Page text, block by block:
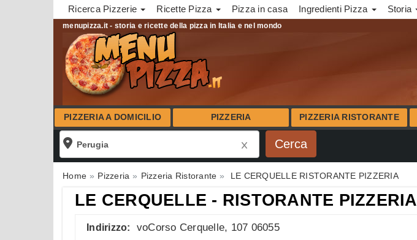
Ricerca Pizzerie Ricette Pizza Pizza in casa Ingredienti Pizza Storia
menupizza.it - storia e ricette della pizza in Italia e nel mondo
PIZZERIA A DOMICILIO PIZZERIA PIZZERIA RISTORANTE
Home Pizzeria Pizzeria Ristorante LE CERQUELLE RISTORANTE PIZZERIA
LE CERQUELLE - RISTORANTE PIZZERIA
Indirizzo: voCorso Cerquelle, 107 06055